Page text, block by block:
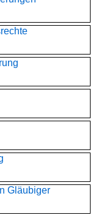
Gläubiger